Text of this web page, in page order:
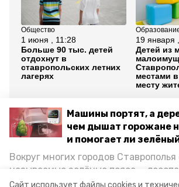
Сайт использует файлы cookies и
Машины портят, а
чем дышат горожане
и помогает ли
Вокруг многих городов
называемые зелёные пояса —
снижающие негативное
Общество
1 июня , 11:28
Больше 90 тыс. детей
отдохнут в
ставропольских летних
лагерях
19 января
Детей из
местами
месту
Все новости